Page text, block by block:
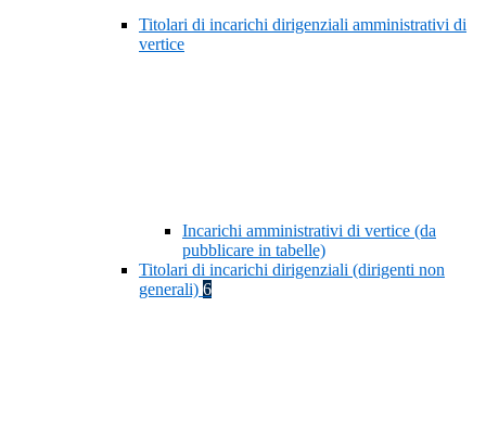
Titolari di incarichi dirigenziali amministrativi di
vertice
Incarichi amministrativi di vertice (da
pubblicare in tabelle)
Titolari di incarichi dirigenziali (dirigenti non
generali) 6